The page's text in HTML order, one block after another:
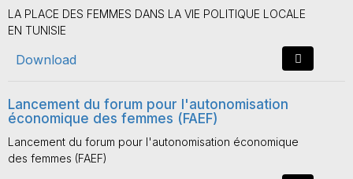
LA PLACE DES FEMMES DANS LA VIE POLITIQUE LOCALE
EN TUNISIE
Download
Lancement du forum pour l'autonomisation
économique des femmes (FAEF)
Lancement du forum pour l'autonomisation économique
des femmes (FAEF)